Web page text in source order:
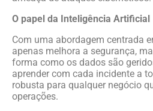
O papel da Inteligência Artificial
Com uma abordagem centrada
apenas melhora a segurança,
forma como os dados são
aprender com cada incidente a
robusta para qualquer negócio
operações.